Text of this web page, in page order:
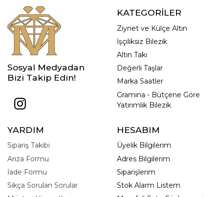
Sosyal Medyadan
Bizi Takip Edin!
KATEGORİLER
Ziynet ve Külçe Altın
İşçiliksiz Bilezik
Altın Takı
Değerli Taşlar
Marka Saatler
Gramına - Bütçene Göre
Yatırımlık Bilezik
YARDIM
Sipariş Takibi
Arıza Formu
İade Formu
Sıkça Sorulan Sorular
HESABIM
Üyelik Bilgilerim
Adres Bilgilerim
Siparişlerim
Stok Alarm Listem